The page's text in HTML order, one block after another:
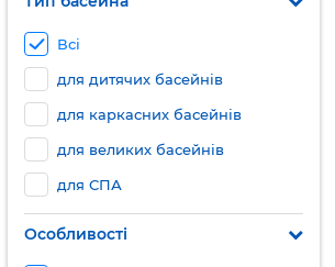
Всі
для дитячих басейнів
для каркасних басейнів
для великих басейнів
для СПА
Особливості